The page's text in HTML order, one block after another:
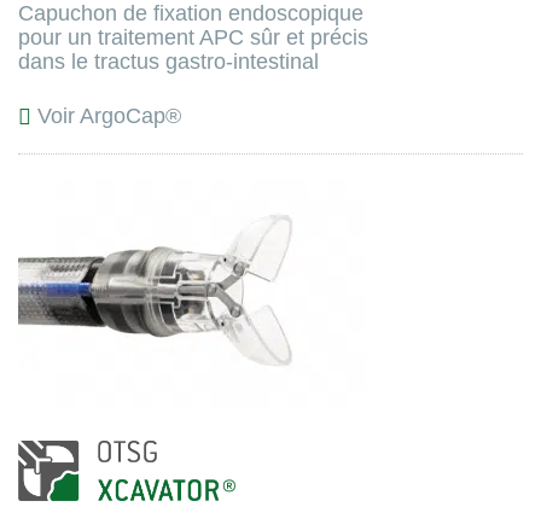
Capuchon de fixation endoscopique
pour un traitement APC sûr et précis
dans le tractus gastro-intestinal
Voir ArgoCap®